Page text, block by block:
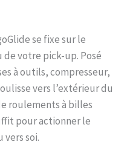
se fixe sur le
votre pick-up. Posé
à outils, compresseur,
vers l’extérieur du
roulements à billes
pour actionner le
soi.